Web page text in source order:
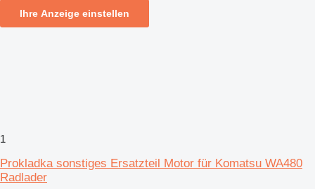
Ihre Anzeige einstellen
1
Prokladka sonstiges Ersatzteil Motor für Komatsu WA480
Radlader